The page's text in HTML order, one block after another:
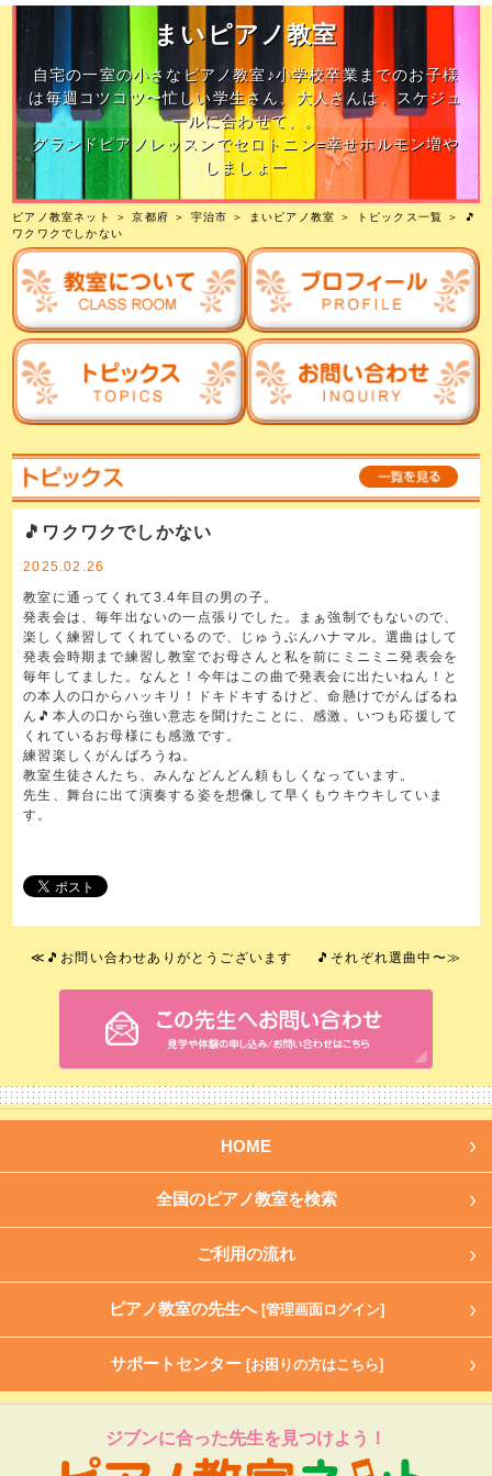
まいピアノ教室
自宅の一室の小さなピアノ教室♪小学校卒業までのお子様
は毎週コツコツ〜忙しい学生さん、大人さんは、スケジュ
ールに合わせて、。
グランドピアノレッスンでセロトニン=幸せホルモン増や
しましょー
ピアノ教室ネット ＞京都府 ＞ 宇治市 ＞ まいピアノ教室 ＞ トピックス一覧
＞ 🎵
ワクワクでしかない
🎵ワクワクでしかない
2025.02.26
教室に通ってくれて3.4年目の男の子。
発表会は、毎年出ないの一点張りでした。まぁ強制でもないので、
楽しく練習してくれているので、じゅうぶんハナマル。選曲はして
発表会時期まで練習し教室でお母さんと私を前にミニミニ発表会を
毎年してました。なんと！今年はこの曲で発表会に出たいねん！と
の本人の口からハッキリ！ドキドキするけど、命懸けでがんばるね
ん🎵本人の口から強い意志を聞けたことに、感激。いつも応援して
くれているお母様にも感激です。
練習楽しくがんばろうね。
教室生徒さんたち、みんなどんどん頼もしくなっています。
先生、舞台に出て演奏する姿を想像して早くもウキウキしていま
す。
≪ 🎵お問い合わせありがとうございます 🎵それぞれ選曲中〜≫
HOME
全国のピアノ教室を検索
ご利用の流れ
ピアノ教室の先生へ [管理画面ログイン]
サポートセンター [お困りの方はこちら]
ジブンに合った先生を見つけよう！